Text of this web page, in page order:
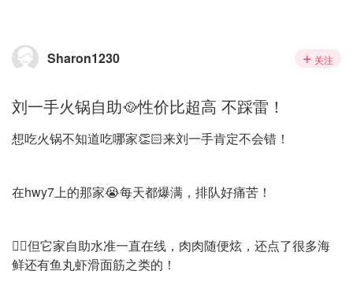
Sharon1230 关注
刘一手火锅自助🥘性价比超高 不踩雷！
想吃火锅不知道吃哪家👏🏻来刘一手肯定不会错！
在hwy7上的那家😭每天都爆满，排队好痛苦！
👉🏻但它家自助水准一直在线，肉肉随便炫，还点了很多海
鲜还有鱼丸虾滑面筋之类的！